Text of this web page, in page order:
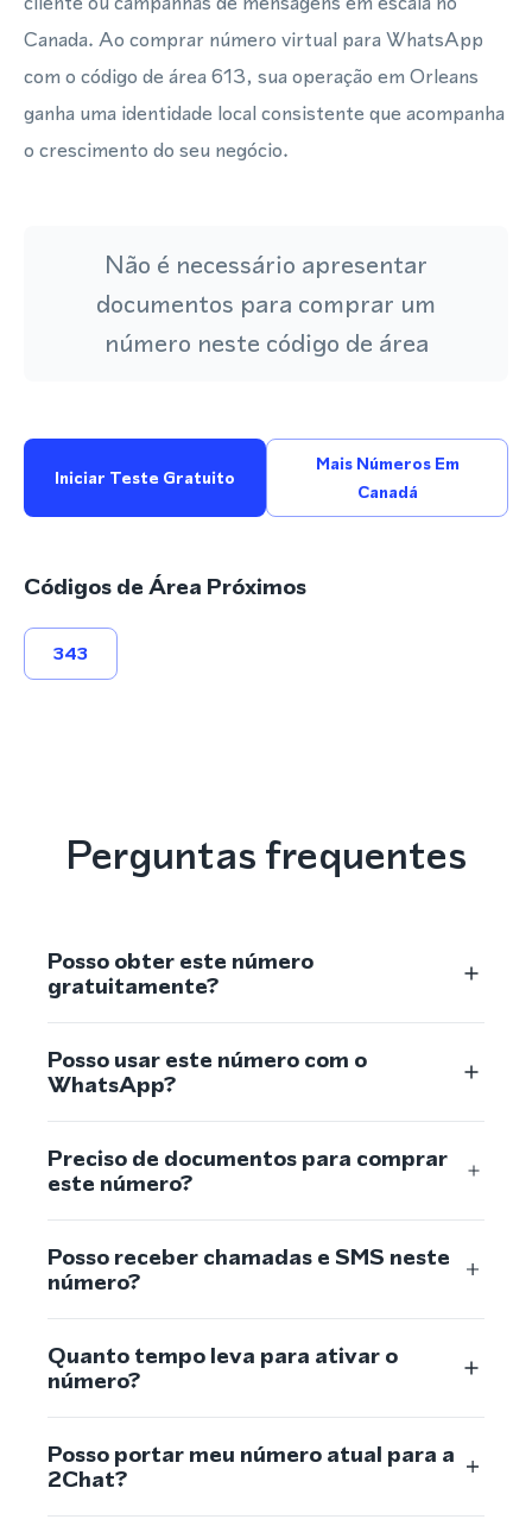
Canada. Ao comprar número virtual para WhatsApp
com o código de área 613, sua operação em Orleans
ganha uma identidade local consistente que acompanha
o crescimento do seu negócio.
Não é necessário apresentar
documentos para comprar um
número neste código de área
Iniciar Teste Gratuito
Mais Números Em
Canadá
Códigos de Área Próximos
343
Perguntas frequentes
Posso obter este número
gratuitamente?
Posso usar este número com o
WhatsApp?
Preciso de documentos para comprar
este número?
Posso receber chamadas e SMS neste
número?
Quanto tempo leva para ativar o
número?
Posso portar meu número atual para a
2Chat?